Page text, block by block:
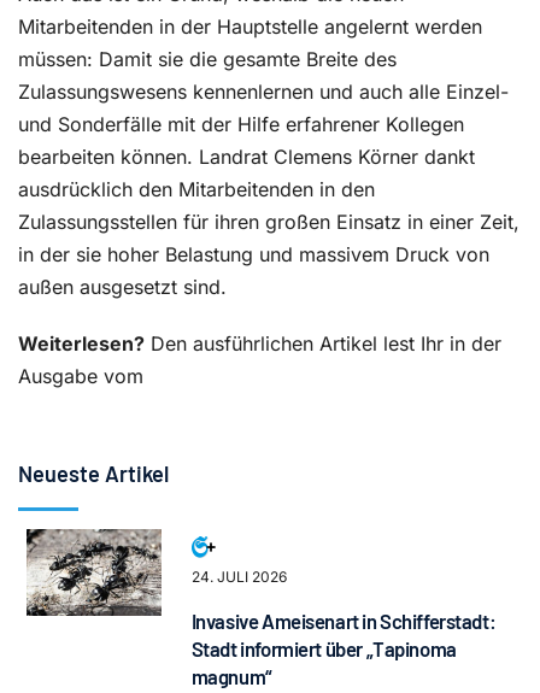
Mitarbeitenden in der Hauptstelle angelernt werden
müssen: Damit sie die gesamte Breite des
Zulassungswesens kennenlernen und auch alle Einzel-
und Sonderfälle mit der Hilfe erfahrener Kollegen
bearbeiten können. Landrat Clemens Körner dankt
ausdrücklich den Mitarbeitenden in den
Zulassungsstellen für ihren großen Einsatz in einer Zeit,
in der sie hoher Belastung und massivem Druck von
außen ausgesetzt sind.
Weiterlesen? Den ausführlichen Artikel lest Ihr in der
Ausgabe vom
Neueste Artikel
24. JULI 2026
Invasive Ameisenart in Schifferstadt:
Stadt informiert über „Tapinoma
magnum“